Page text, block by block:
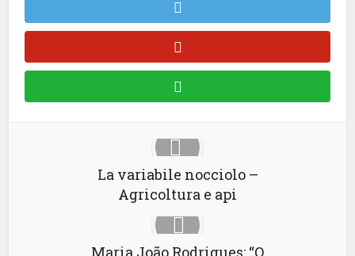
La variabile nocciolo –
Agricoltura e api
Maria João Rodrigues: “O